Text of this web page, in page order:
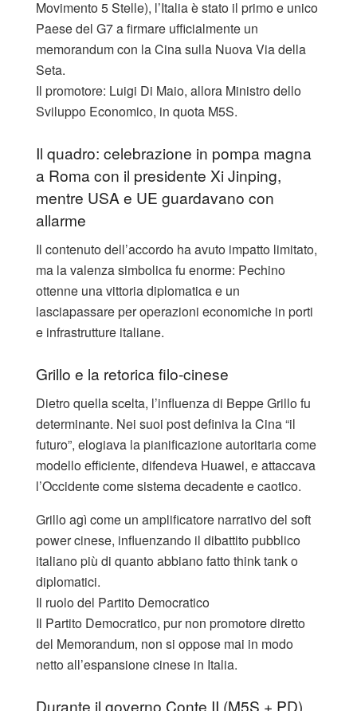
Movimento 5 Stelle), l’Italia è stato il primo e unico
Paese del G7 a firmare ufficialmente un
memorandum con la Cina sulla Nuova Via della
Seta.
Il promotore: Luigi Di Maio, allora Ministro dello
Sviluppo Economico, in quota M5S.
Il quadro: celebrazione in pompa magna
a Roma con il presidente Xi Jinping,
mentre USA e UE guardavano con
allarme
Il contenuto dell’accordo ha avuto impatto limitato,
ma la valenza simbolica fu enorme: Pechino
ottenne una vittoria diplomatica e un
lasciapassare per operazioni economiche in porti
e infrastrutture italiane.
Grillo e la retorica filo-cinese
Dietro quella scelta, l’influenza di Beppe Grillo fu
determinante. Nei suoi post definiva la Cina “il
futuro”, elogiava la pianificazione autoritaria come
modello efficiente, difendeva Huawei, e attaccava
l’Occidente come sistema decadente e caotico.
Grillo agì come un amplificatore narrativo del soft
power cinese, influenzando il dibattito pubblico
italiano più di quanto abbiano fatto think tank o
diplomatici.
Il ruolo del Partito Democratico
Il Partito Democratico, pur non promotore diretto
del Memorandum, non si oppose mai in modo
netto all’espansione cinese in Italia.
Durante il governo Conte II (M5S + PD),